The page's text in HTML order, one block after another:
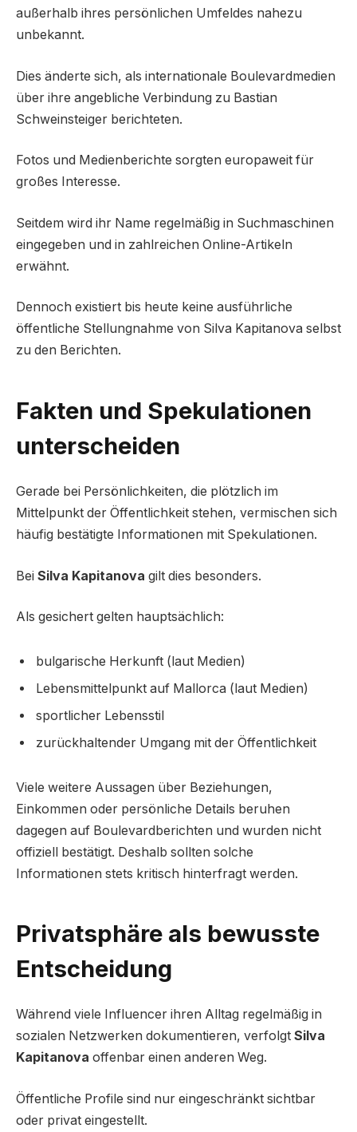
außerhalb ihres persönlichen Umfeldes nahezu
unbekannt.
Dies änderte sich, als internationale Boulevardmedien
über ihre angebliche Verbindung zu Bastian
Schweinsteiger berichteten.
Fotos und Medienberichte sorgten europaweit für
großes Interesse.
Seitdem wird ihr Name regelmäßig in Suchmaschinen
eingegeben und in zahlreichen Online-Artikeln
erwähnt.
Dennoch existiert bis heute keine ausführliche
öffentliche Stellungnahme von Silva Kapitanova selbst
zu den Berichten.
Fakten und Spekulationen
unterscheiden
Gerade bei Persönlichkeiten, die plötzlich im
Mittelpunkt der Öffentlichkeit stehen, vermischen sich
häufig bestätigte Informationen mit Spekulationen.
Bei Silva Kapitanova gilt dies besonders.
Als gesichert gelten hauptsächlich:
bulgarische Herkunft (laut Medien)
Lebensmittelpunkt auf Mallorca (laut Medien)
sportlicher Lebensstil
zurückhaltender Umgang mit der Öffentlichkeit
Viele weitere Aussagen über Beziehungen,
Einkommen oder persönliche Details beruhen
dagegen auf Boulevardberichten und wurden nicht
offiziell bestätigt. Deshalb sollten solche
Informationen stets kritisch hinterfragt werden.
Privatsphäre als bewusste
Entscheidung
Während viele Influencer ihren Alltag regelmäßig in
sozialen Netzwerken dokumentieren, verfolgt Silva
Kapitanova offenbar einen anderen Weg.
Öffentliche Profile sind nur eingeschränkt sichtbar
oder privat eingestellt.